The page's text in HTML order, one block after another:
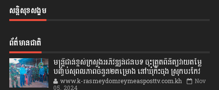
សន្តិសុខសង្គម
ព័ត៌មានជាតិ
មន្ត្រីជាន់ខ្ពស់ក្រសួងអភិវឌ្ឍន៍ជនបទ ចុះត្រួតពិនិត្យវាយតម្លៃ
បញ្ចប់សុពលភាពចំនួន២គម្រោង នៅឃុំកិះចុង ស្រុកបរកែវ
www.k-rasmeydomreymeasposttv.com.kh Nov